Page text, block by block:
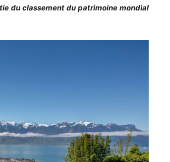
du classement du patrimoine mondial